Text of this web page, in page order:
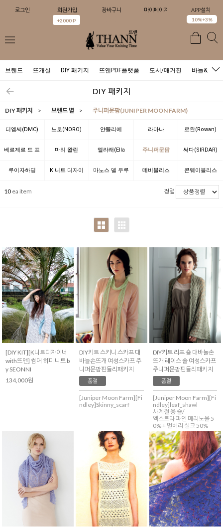
로그인 회원가입
+2000 P
장바구니 마이페이지 APP설치
10%+3%
브랜드 뜨개실 DIY 패키지 뜨앤PDF플랫폼 도서/매거진 바늘&도구
DIY 패키지
DIY 패키지 > 브랜드 별 > 주니퍼문팜(JUNIPER MOON FARM)
디엠씨(DMC) 노로(NORO) 얀뜰리에
(YARNTELIER)
라마나
(LAMANA)
로완(Rowan)
베르제르 드 프
랑스(BERGERE
DE FRANCE)
마리 왈린
(Marie Wallin)
엘라래(Ella
Rae)
주니퍼문팜
(JUNIPER
MOON FARM)
써다(SIRDAR)
루이자하딩
(Louisa
K 니트 디자이
Annknitting)
마노스 델 우루 데비블리스
(Debbie Bliss)
콘웨이블리스
(Conway Bliss)
10 ea item 정렬
[DIY KIT][K니트디자이너
with뜨앤] 썸머 히피 니트 b
y SEONNI
134,000원
DIY키트 스키니 스카프 대
바늘손뜨개 여성스카프 주
니퍼문팜핀들리패키지
품절
[Juniper Moon Farm][Fi
ndley]Skinny_scarf
DIY키트 리프 숄 대바늘손
뜨개 레이스 숄 여성스카프
주니퍼문팜핀들리패키지
품절
[Juniper Moon Farm][Fi
ndley]leaf_shawl
사계절 용 숄/
엑스트라 파인 메리노울 5
0% + 멀버리 실크 50%